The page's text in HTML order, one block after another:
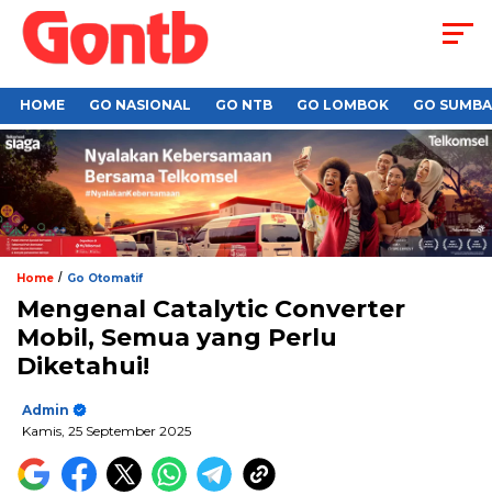
HOME GO NASIONAL GO NTB GO LOMBOK GO
Home / Go Otomatif
Mengenal Catalytic Converter
Mobil, Semua yang Perlu
Diketahui!
Admin
Kamis, 25 September 2025